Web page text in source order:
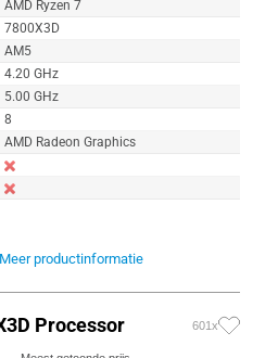
AMD Ryzen 7
7800X3D
AM5
4.20 GHz
5.00 GHz
8
AMD Radeon Graphics
Meer productinformatie
Processor 601x